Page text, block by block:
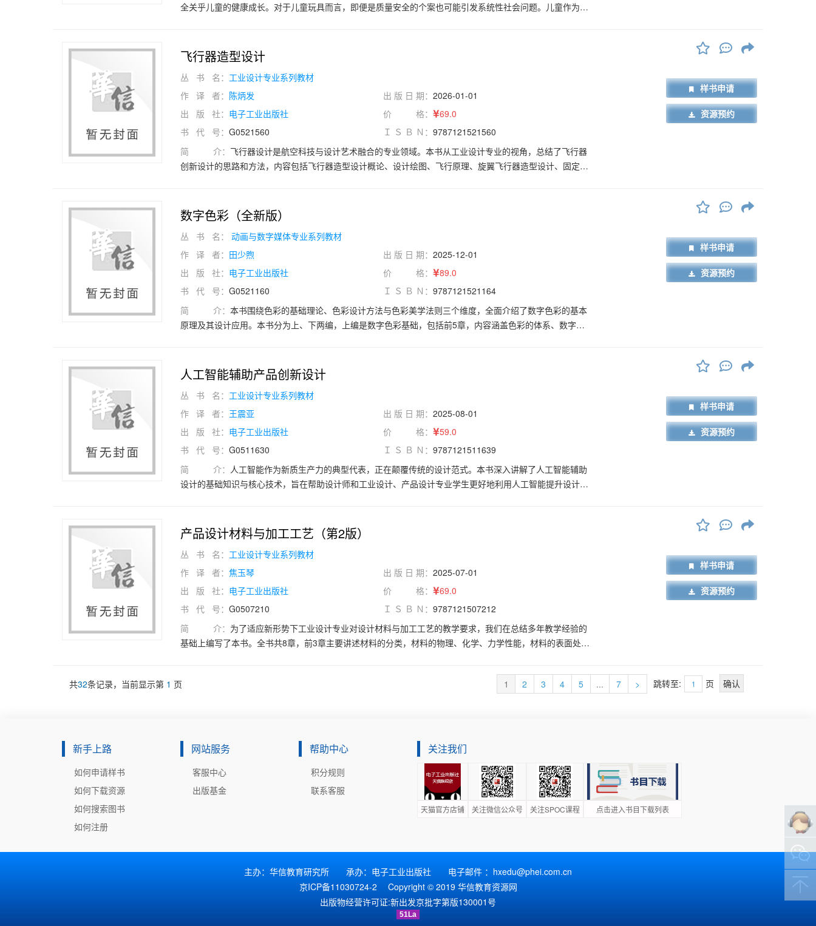
全关乎儿童的健康成长。对于儿童玩具而言，即便是质量安全的个案也可能引发系统性社会问题。儿童作为玩
点。所以，玩具设计师肩负重任。 本书理论结合实例，图文并茂，通过条理清晰、逐层深入的结构，对儿童
玩具安全进行了系统性的讲解。以玩具安全为主线，基于我国现行的玩具安全检测标准进行分析，结合国内外
标准的对比和召回玩具案例解析，做到了学术性和实用性相结合。希望本书能促进读者对于国内外相关玩具法
规和标准的了解，也能为儿童设计、挑选合适的玩具，并科学指导幼儿进行玩耍。
飞行器造型设计
丛 书 名： 工业设计专业系列教材
作 译 者： 陈炳发 出 版 日 期： 2026-01-01
出 版 社： 电子工业出版社 价 格：
69.0
书 代 号： G0521560 Ｉ Ｓ Ｂ Ｎ： 9787121521560
简 介： 飞行器设计是航空科技与设计艺术融合的专业领域。本书从工业设计专业的视角，总结了飞行器
创新设计的思路和方法，内容包括飞行器造型设计概论、设计绘图、飞行原理、旋翼飞行器造型设计、固定翼
样书申请
资源预约
数字色彩（全新版）
丛 书 名：
动画与数字媒体专业系列教材
作 译 者： 田少煦 出 版 日 期： 2025-12-01
出 版 社： 电子工业出版社 价 格：
89.0
书 代 号： G0521160 Ｉ Ｓ Ｂ Ｎ： 9787121521164
简 介： 本书围绕色彩的基础理论、色彩设计方法与色彩美学法则三个维度，全面介绍了数字色彩的基本
原理及其设计应用。本书分为上、下两编，上编是数字色彩基础，包括前5章，内容涵盖色彩的体系、数字色
HSV“色立面—明度、饱和度”为主导的色彩设计、“色平面”与“色立面”融合的色彩设计以及色彩设计的美学法
则。 本书适合作为高等学校设计学类和其他相关艺术类专业“数字色彩”或“设计色彩”课程的教材，也适合与视
觉艺术相关的其他文科、理工科专业学生学习色彩选用，对于从事文化创意设计的在职人员同样具有重要的参
考价值。
样书申请
资源预约
人工智能辅助产品创新设计
丛 书 名： 工业设计专业系列教材
作 译 者： 王震亚 出 版 日 期： 2025-08-01
出 版 社： 电子工业出版社 价 格：
59.0
书 代 号： G0511630 Ｉ Ｓ Ｂ Ｎ： 9787121511639
简 介： 人工智能作为新质生产力的典型代表，正在颠覆传统的设计范式。本书深入讲解了人工智能辅助
设计的基础知识与核心技术，旨在帮助设计师和工业设计、产品设计专业学生更好地利用人工智能提升设计效
中详细介绍了Midjourney、Stable Di.usion等多种人工智能工具和平台。这些工具和平台能够帮助设计师快速
生成设计概念、图像和模型。此外，书中还探讨了人工智能在智能家居、智能健康监测等领域的应用案例，展
示了人工智能如何推动产品设计的创新和个性化发展。本书注重理论与实践相结合，语言简洁，内容丰富，可
以作为课堂教学的教材，也可以为学生自主学习提供参考，能够为教师教学和学生学习提供有力的支
持。
样书申请
资源预约
产品设计材料与加工工艺（第2版）
丛 书 名： 工业设计专业系列教材
作 译 者： 焦玉琴 出 版 日 期： 2025-07-01
出 版 社： 电子工业出版社 价 格：
69.0
书 代 号： G0507210 Ｉ Ｓ Ｂ Ｎ： 9787121507212
简 介： 为了适应新形势下工业设计专业对设计材料与加工工艺的教学要求，我们在总结多年教学经验的
基础上编写了本书。全书共8章，前3章主要讲述材料的分类，材料的物理、化学、力学性能，材料的表面处
工艺等问题。本书力求文字简洁、通俗易懂，不过多涉及材料的物理、化学、力学等方面的专业理论。本书配
置了大量的图片和设计实例，使读者能够直观地感受材料与加工工艺在产品设计中的应用和艺术魅力。 本书
样书申请
资源预约
共32条记录，当前显示第 1 页 1 2 3 4 5 ... 7 > 跳转至: 页
新手上路
如何申请样书
如何下载资源
如何搜索图书
如何注册
网站服务
客服中心
出版基金
帮助中心
积分规则
联系客服
关注我们
天猫官方店铺 关注微信公众号 关注SPOC课程 点击进入书目下载列表
主办：华信教育研究所 承办：电子工业出版社 电子邮件 ：hxedu@phei.com.cn
京ICP备11030724-2 Copyright © 2019 华信教育资源网
出版物经营许可证:新出发京批字第版130001号
51La